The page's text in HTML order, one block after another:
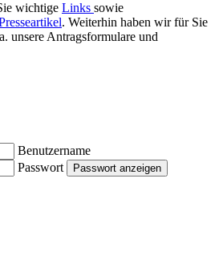
wichtige Links sowie
. Weiterhin haben wir für Sie
unsere Antragsformulare und
Benutzername
Passwort
Passwort anzeigen